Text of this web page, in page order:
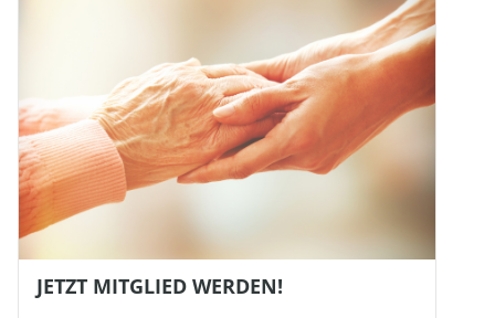
JETZT MITGLIED WERDEN!